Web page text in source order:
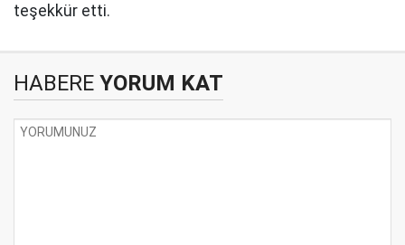
teşekkür etti.
HABERE YORUM KAT